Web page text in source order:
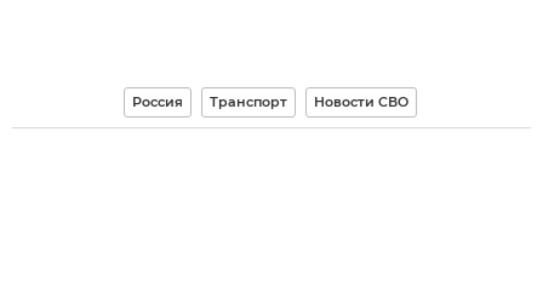
Россия Транспорт Новости СВО